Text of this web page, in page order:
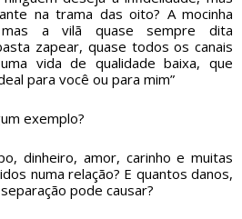
na trama das oito? A mocinha
a vilã quase sempre dita
zapear, quase todos os canais
vida de qualidade baixa, que
para você ou para mim”
exemplo?
dinheiro, amor, carinho e muitas
numa relação? E quantos danos,
pode causar?